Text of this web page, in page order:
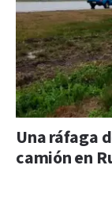
Una ráfaga
camión en